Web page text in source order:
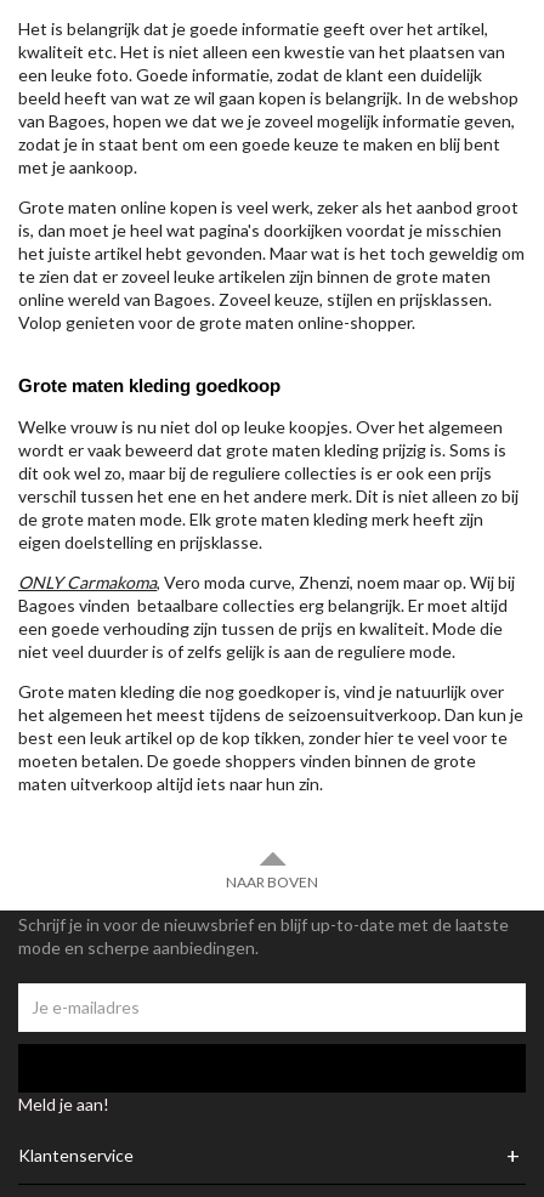
Het is belangrijk dat je goede informatie geeft over het artikel,
kwaliteit etc. Het is niet alleen een kwestie van het plaatsen van
een leuke foto. Goede informatie, zodat de klant een duidelijk
beeld heeft van wat ze wil gaan kopen is belangrijk. In de webshop
van Bagoes, hopen we dat we je zoveel mogelijk informatie geven,
zodat je in staat bent om een goede keuze te maken en blij bent
met je aankoop.
Grote maten online kopen is veel werk, zeker als het aanbod groot
is, dan moet je heel wat pagina's doorkijken voordat je misschien
het juiste artikel hebt gevonden. Maar wat is het toch geweldig om
te zien dat er zoveel leuke artikelen zijn binnen de grote maten
online wereld van Bagoes. Zoveel keuze, stijlen en prijsklassen.
Volop genieten voor de grote maten online-shopper.
Grote maten kleding goedkoop
Welke vrouw is nu niet dol op leuke koopjes. Over het algemeen
wordt er vaak beweerd dat grote maten kleding prijzig is. Soms is
dit ook wel zo, maar bij de reguliere collecties is er ook een prijs
verschil tussen het ene en het andere merk. Dit is niet alleen zo bij
de grote maten mode. Elk grote maten kleding merk heeft zijn
eigen doelstelling en prijsklasse.
ONLY Carmakoma, Vero moda curve, Zhenzi, noem maar op. Wij bij
Bagoes vinden betaalbare collecties erg belangrijk. Er moet altijd
een goede verhouding zijn tussen de prijs en kwaliteit. Mode die
niet veel duurder is of zelfs gelijk is aan de reguliere mode.
Grote maten kleding die nog goedkoper is, vind je natuurlijk over
het algemeen het meest tijdens de seizoensuitverkoop. Dan kun je
best een leuk artikel op de kop tikken, zonder hier te veel voor te
moeten betalen. De goede shoppers vinden binnen de grote
maten uitverkoop altijd iets naar hun zin.
NAAR BOVEN
Schrijf je in voor de nieuwsbrief en blijf up-to-date met de laatste
mode en scherpe aanbiedingen.
Meld je aan!
Klantenservice +